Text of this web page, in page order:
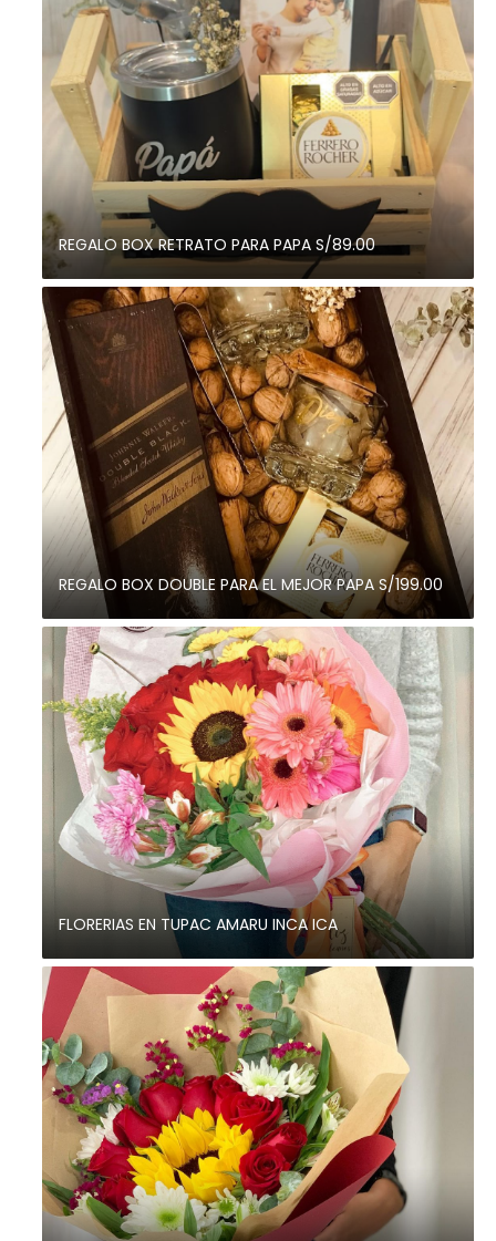
REGALO BOX RETRATO PARA PAPA S/89.00
REGALO BOX DOUBLE PARA EL MEJOR PAPA S/199.00
FLORERIAS EN TUPAC AMARU INCA ICA